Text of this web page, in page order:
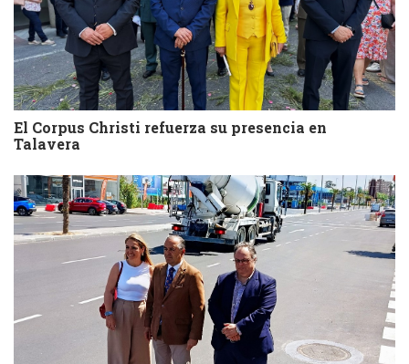
El Corpus Christi refuerza su presencia en
Talavera